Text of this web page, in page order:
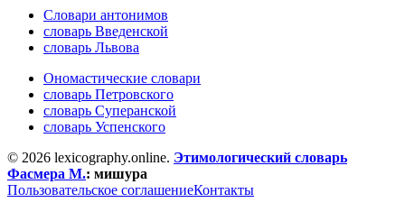
Словари антонимов
словарь Введенской
словарь Львова
Ономастические словари
словарь Петровского
словарь Суперанской
словарь Успенского
© 2026 lexicography.online. Этимологический словарь
Фасмера М.: мишура
Пользовательское соглашениеКонтакты